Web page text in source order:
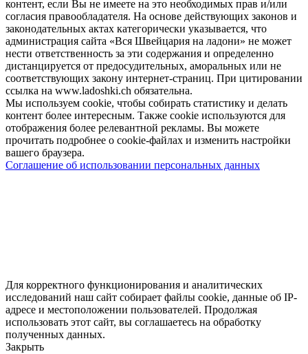
контент, если Вы не имеете на это необходимых прав и/или
согласия правообладателя. На основе действующих законов и
законодательных актах категорически указывается, что
администрация сайта «Вся Швейцария на ладони» не может
нести ответственность за эти содержания и определенно
дистанцируется от предосудительных, аморальных или не
соответствующих закону интернет-страниц. При цитировании
ссылка на www.ladoshki.ch обязательна.
Мы используем cookie, чтобы собирать статистику и делать
контент более интересным. Также cookie используются для
отображения более релевантной рекламы. Вы можете
прочитать подробнее о cookie-файлах и изменить настройки
вашего браузера.
Соглашение об использовании персональных данных
Для корректного функционирования и аналитических
исследований наш сайт собирает файлы cookie, данные об IP-
адресе и местоположении пользователей. Продолжая
использовать этот сайт, вы соглашаетесь на обработку
полученных данных.
Закрыть